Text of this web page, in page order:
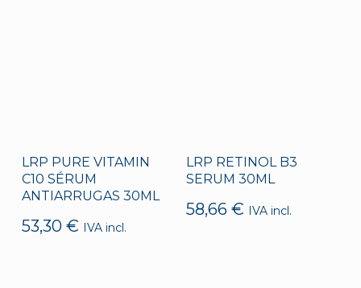
LRP PURE VITAMIN
C10 SÉRUM
ANTIARRUGAS 30ML
53,30 € IVA incl.
LRP RETINOL B3
SERUM 30ML
58,66€ IVA incl.